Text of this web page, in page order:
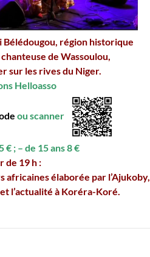
région historique
de Wassoulou,
sur les rives du Niger.
Helloasso
ou scanner
€ ; – de 15 ans 8 €
de 19 h :
élaborée par l’Ajukoby,
l’actualité à Koréra-Koré.